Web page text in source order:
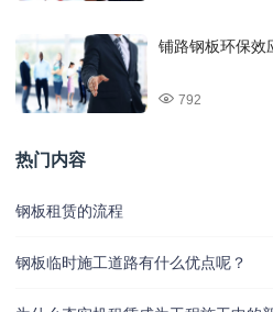
铺路钢板环保效
792
热门内容
钢板租赁的流程
钢板临时施工道路有什么优点呢？